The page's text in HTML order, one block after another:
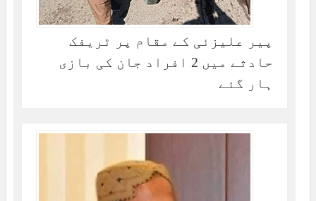
پیر علیزئی کے مقام پر ٹریفک
حادثے میں 2 افراد جان کی بازی
ہار گئے